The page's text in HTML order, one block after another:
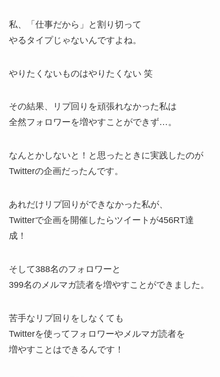
私、「仕事だから」と割り切って
やるタイプじゃないんですよね。
やりたくないものはやりたくない 笑
その結果、リプ回りを頑張れなかった私は
全然フォロワーを増やすことができず…。
なんとかしないと！と思ったときに実践したのが
Twitterの企画だったんです。
あれだけリプ回りができなかった私が、
Twitterで企画を開催したらツイートが456RT達
成！
そして388名のフォロワーと
399名のメルマガ読者を増やすことができました。
苦手なリプ回りをしなくても
Twitterを使ってフォロワーやメルマガ読者を
増やすことはできるんです！